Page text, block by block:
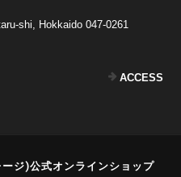
shi, Hokkaido 047-0261
ACCESS
ジ)公式オンラインショップ